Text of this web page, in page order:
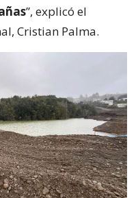
”, explicó el
Cristian Palma.